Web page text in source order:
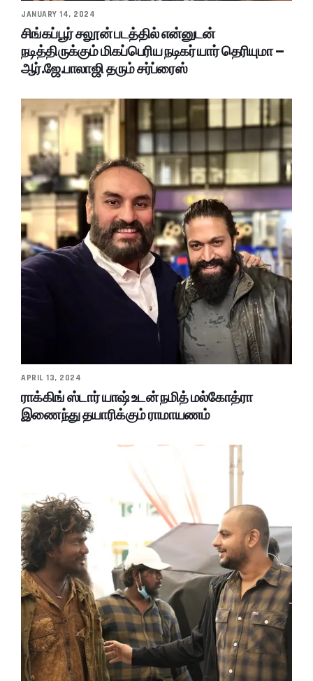
JANUARY 14, 2024
சிங்கப்பூர் சலூன் படத்தில் என்னுடன்
நடித்திருக்கும் மிகப்பெரிய நடிகர் யார் தெரியுமா –
ஆர்.ஜே.பாலாஜி தரும் சர்ப்ரைஸ்
APRIL 13, 2024
ராக்கிங் ஸ்டார் யாஷ் உடன் நமித் மல்கோத்ரா
இணைந்து தயாரிக்கும் ராமாயணம்